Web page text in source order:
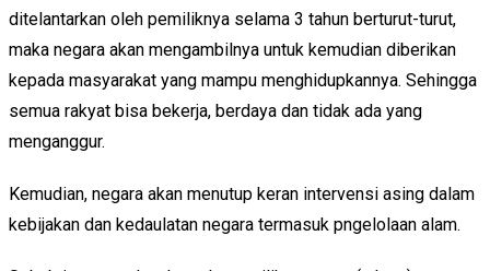
ditelantarkan oleh pemiliknya selama 3 tahun berturut-turut,
maka negara akan mengambilnya untuk kemudian diberikan
kepada masyarakat yang mampu menghidupkannya. Sehingga
semua rakyat bisa bekerja, berdaya dan tidak ada yang
menganggur.
Kemudian, negara akan menutup keran intervensi asing dalam
kebijakan dan kedaulatan negara termasuk pngelolaan alam.